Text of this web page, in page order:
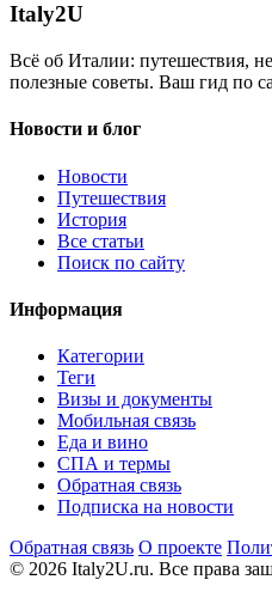
Italy2U
Всё об Италии: путешествия,
полезные советы. Ваш гид по
Новости и блог
Новости
Путешествия
История
Все статьи
Поиск по сайту
Информация
Категории
Теги
Визы и документы
Мобильная связь
Еда и вино
СПА и термы
Обратная связь
Подписка на новости
Обратная связь О проекте
© 2026 Italy2U.ru. Все права